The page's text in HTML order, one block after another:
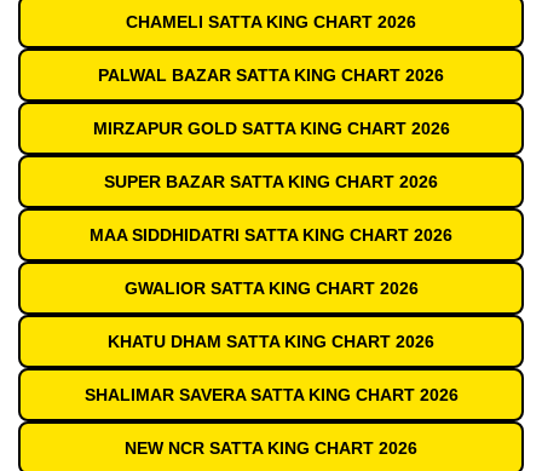
CHAMELI SATTA KING CHART 2026
PALWAL BAZAR SATTA KING CHART 2026
MIRZAPUR GOLD SATTA KING CHART 2026
SUPER BAZAR SATTA KING CHART 2026
MAA SIDDHIDATRI SATTA KING CHART 2026
GWALIOR SATTA KING CHART 2026
KHATU DHAM SATTA KING CHART 2026
SHALIMAR SAVERA SATTA KING CHART 2026
NEW NCR SATTA KING CHART 2026